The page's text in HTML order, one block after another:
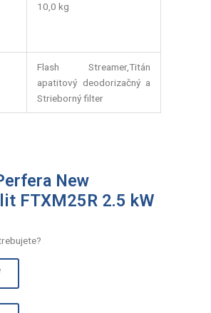
10,0 kg
Flash Streamer,Titán
apatitový deodorizačný a
Strieborný filter
New
FTXM25R 2.5 kW